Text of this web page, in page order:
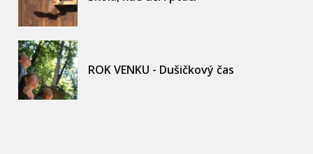
ROK VENKU - Dušičkový čas